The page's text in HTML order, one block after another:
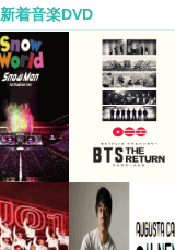
新着音楽DVD